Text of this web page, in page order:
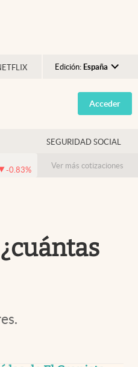
Edición: España
Argentina
España
USA
Colombia
Acceder
SEGURIDAD SOCIAL
-0.83% Ver más cotizaciones